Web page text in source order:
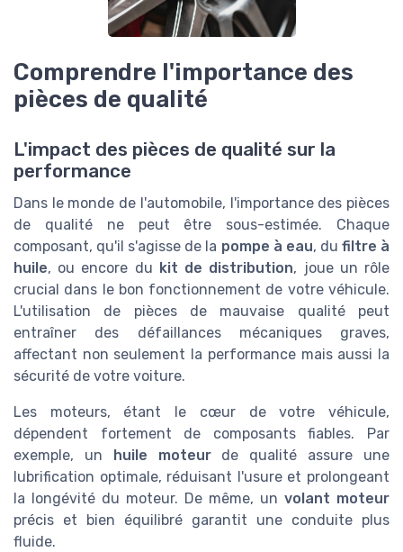
Comprendre l'importance des
pièces de qualité
L'impact des pièces de qualité sur la
performance
Dans le monde de l'automobile, l'importance des pièces
de qualité ne peut être sous-estimée. Chaque
composant, qu'il s'agisse de la pompe à eau, du filtre à
huile, ou encore du kit de distribution, joue un rôle
crucial dans le bon fonctionnement de votre véhicule.
L'utilisation de pièces de mauvaise qualité peut
entraîner des défaillances mécaniques graves,
affectant non seulement la performance mais aussi la
sécurité de votre voiture.
Les moteurs, étant le cœur de votre véhicule,
dépendent fortement de composants fiables. Par
exemple, un huile moteurde qualité assure une
lubrification optimale, réduisant l'usure et prolongeant
la longévité du moteur. De même, un volant moteur
précis et bien équilibré garantit une conduite plus
fluide.